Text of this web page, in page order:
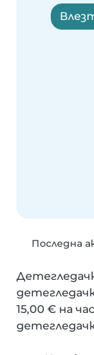
Последна
15,00 € на